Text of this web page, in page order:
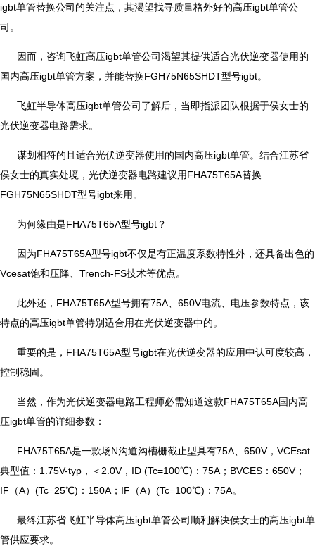
igbt单管替换公司的关注点，其渴望找寻质量格外好的高压igbt单管公
司。
因而，咨询飞虹高压igbt单管公司渴望其提供适合光伏逆变器使用的
国内高压igbt单管方案，并能替换FGH75N65SHDT型号igbt。
飞虹半导体高压igbt单管公司了解后，当即指派团队根据于侯女士的
光伏逆变器电路需求。
谋划相符的且适合光伏逆变器使用的国内高压igbt单管。结合江苏省
侯女士的真实处境，光伏逆变器电路建议用FHA75T65A替换
FGH75N65SHDT型号igbt来用。
为何缘由是FHA75T65A型号igbt？
因为FHA75T65A型号igbt不仅是有正温度系数特性外，还具备出色的
Vcesat饱和压降、Trench-FS技术等优点。
此外还，FHA75T65A型号拥有75A、650V电流、电压参数特点，该
特点的高压igbt单管特别适合用在光伏逆变器中的。
重要的是，FHA75T65A型号igbt在光伏逆变器的应用中认可度较高，
控制稳固。
当然，作为光伏逆变器电路工程师必需知道这款FHA75T65A国内高
压igbt单管的详细参数：
FHA75T65A是一款场N沟道沟槽栅截止型具有75A、650V，VCEsat
典型值：1.75V-typ，＜2.0V，ID (Tc=100℃)：75A；BVCES：650V；
IF（A）(Tc=25℃)：150A；IF（A）(Tc=100℃)：75A。
最终江苏省飞虹半导体高压igbt单管公司顺利解决侯女士的高压igbt单
管供应要求。